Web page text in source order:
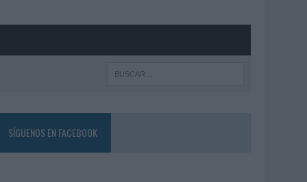
SÍGUENOS EN FACEBOOK